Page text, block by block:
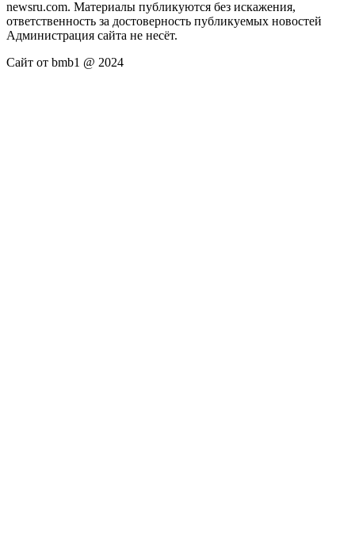
newsru.com. Материалы публикуются без искажения,
ответственность за достоверность публикуемых новостей
Администрация сайта не несёт.
Сайт от bmb1 @ 2024